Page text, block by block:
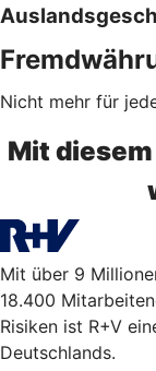
Nicht mehr für
Mit
Mit über 9
18.400
Risiken ist R+V
Deutschlands.